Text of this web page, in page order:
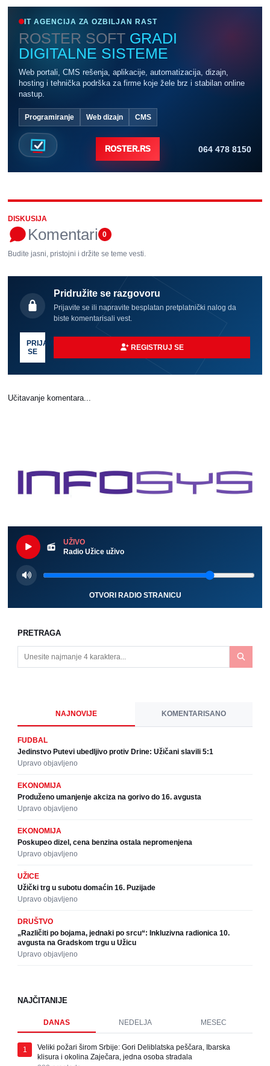
IT AGENCIJA ZA OZBILJAN RAST
ROSTER SOFT GRADI
DIGITALNE SISTEME
Web portali, CMS rešenja, aplikacije, automatizacija, dizajn,
hosting i tehnička podrška za firme koje žele brz i stabilan online
nastup.
Programiranje Web dizajn CMS
ROSTER.RS 064 478 8150
DISKUSIJA
Komentari 0
Budite jasni, pristojni i držite se teme vesti.
Pridružite se razgovoru
Prijavite se ili napravite besplatan pretplatnički nalog da
biste komentarisali vest.
PRIJAVI
SE
REGISTRUJ SE
Učitavanje komentara...
UŽIVO
Radio Užice uživo
OTVORI RADIO STRANICU
PRETRAGA
NAJNOVIJE KOMENTARISANO
FUDBAL
Jedinstvo Putevi ubedljivo protiv Drine: Užičani slavili 5:1
Upravo objavljeno
EKONOMIJA
Produženo umanjenje akciza na gorivo do 16. avgusta
Upravo objavljeno
EKONOMIJA
Poskupeo dizel, cena benzina ostala nepromenjena
Upravo objavljeno
UŽICE
Užički trg u subotu domaćin 16. Puzijade
Upravo objavljeno
DRUŠTVO
„Različiti po bojama, jednaki po srcu“: Inkluzivna radionica 10.
avgusta na Gradskom trgu u Užicu
Upravo objavljeno
NAJČITANIJE
DANAS NEDELJA MESEC
1
Veliki požari širom Srbije: Gori Deliblatska peščara, Ibarska
klisura i okolina Zaječara, jedna osoba stradala